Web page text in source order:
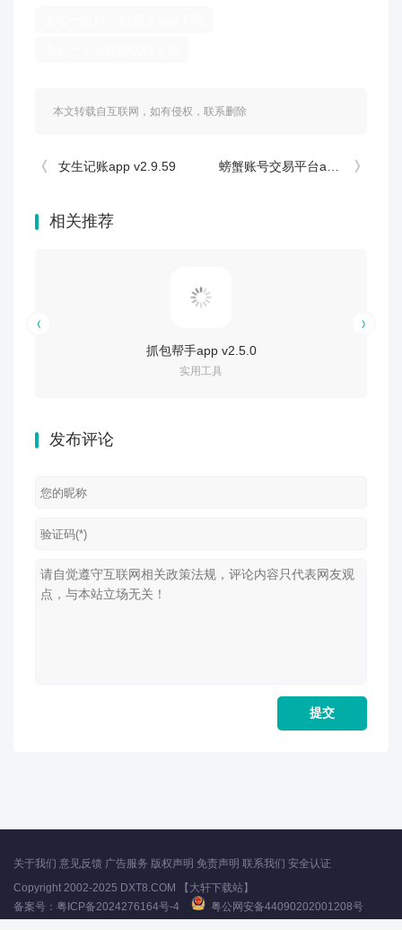
本文转载自互联网，如有侵权，联系删除
女生记账app v2.9.59 螃蟹账号交易平台app v6.8.5
相关推荐
抓包帮手app v2.5.0
实用工具
发布评论
关于我们 意见反馈 广告服务 版权声明 免责声明 联系我们 安全认证
Copyright 2002-2025 DXT8.COM 【大轩下载站】
备案号： 粤ICP备2024276164号-4
粤公网安备44090202001208号